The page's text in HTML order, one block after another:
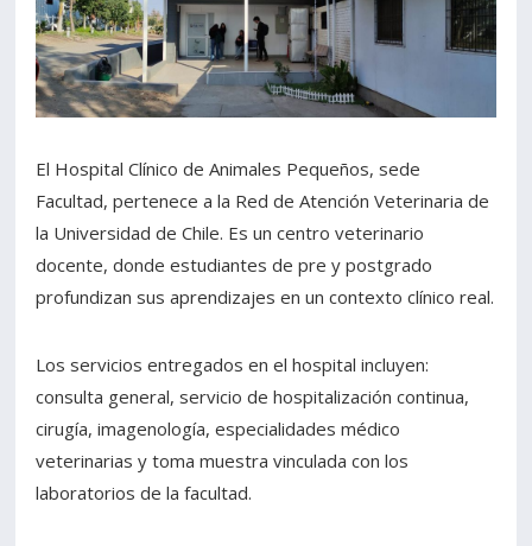
SERVICIOS VETERINARIOS
FACULTAD
Académicos Egresados
El Hospital Clínico de Animales Pequeños, sede
Facultad, pertenece a la Red de Atención Veterinaria de
la Universidad de Chile. Es un centro veterinario
docente, donde estudiantes de pre y postgrado
profundizan sus aprendizajes en un contexto clínico real.
Los servicios entregados en el hospital incluyen:
consulta general, servicio de hospitalización continua,
cirugía, imagenología, especialidades médico
veterinarias y toma muestra vinculada con los
laboratorios de la facultad.